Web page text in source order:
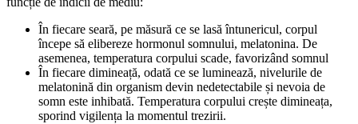
În fiecare seară, pe măsură ce se lasă întunericul, corpul
începe să elibereze hormonul somnului, melatonina. De
asemenea, temperatura corpului scade, favorizând somnul
În fiecare dimineață, odată ce se luminează, nivelurile de
melatonină din organism devin nedetectabile și nevoia de
somn este inhibată. Temperatura corpului crește dimineața,
sporind vigilența la momentul trezirii.